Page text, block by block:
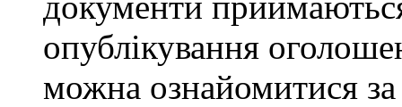
опублікування
можна ознайомитися